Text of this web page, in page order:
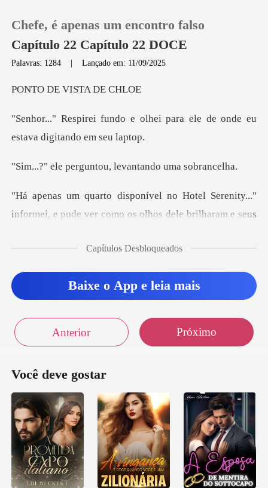
Loja
Sair
Chefe, é apenas um encontro falso
Capítulo 22 Capítulo 22 DOCE
Palavras: 1284 |Lançado em: 11/09/2025
E VISTA
olhei para ele de onde eu
e
guntou, levantand
i, e pude ver como os olhos dele brilharam e seus
Capítulos Desbloqueados
Baixe o App e leia mais
Anterior Próximo
Você deve gostar